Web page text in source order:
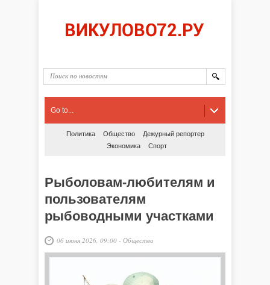
Go to...
Политика Общество
Дежурный репортер
Экономика
Спорт
Рыболовам-любителям и
пользователям
рыбоводными участками
06 июня 2026, 09:00 - Общество